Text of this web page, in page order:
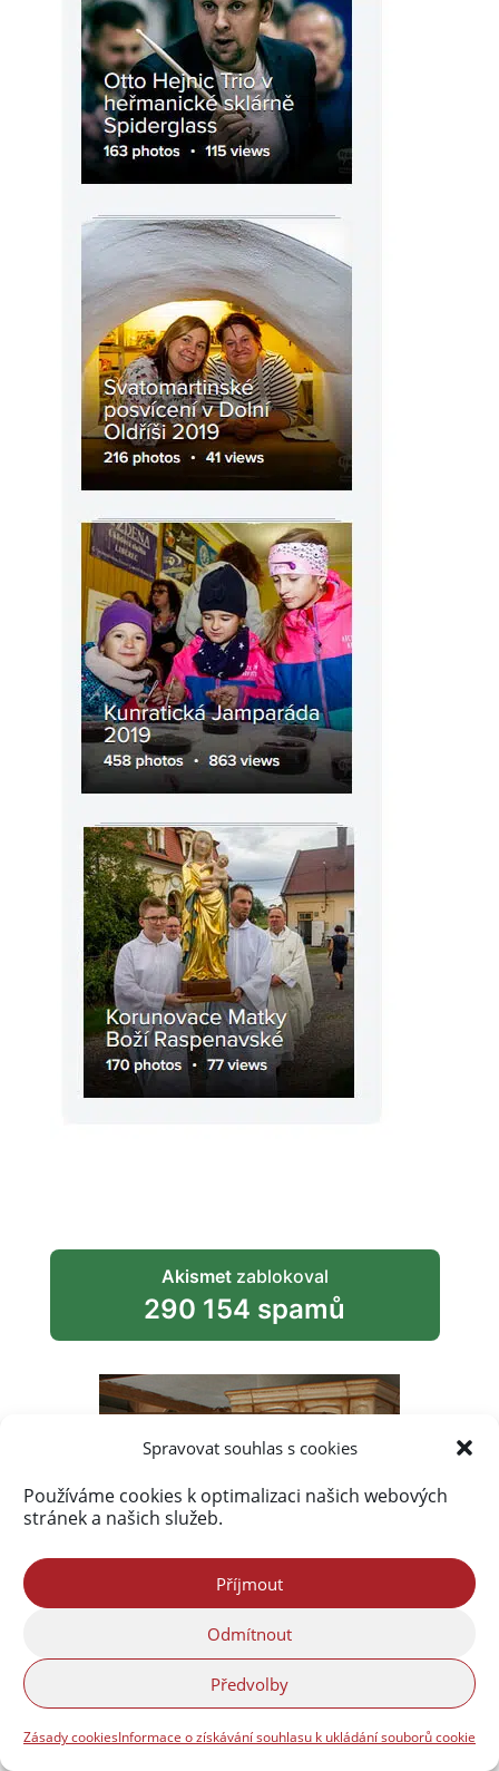
Spravovat souhlas s cookies
Používáme cookies k optimalizaci našich webových
stránek a našich služeb.
Příjmout
Odmítnout
Předvolby
Zásady cookiesInformace o získávání souhlasu k ukládání souborů cookie
Akismetzablokoval
290 154 spamů